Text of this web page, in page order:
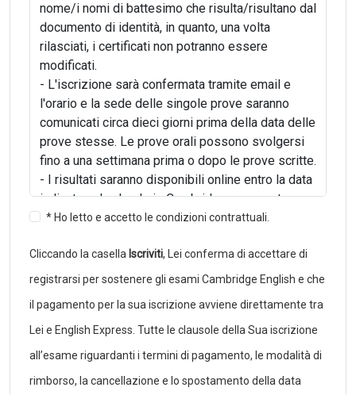
nome/i nomi di battesimo che risulta/risultano dal
documento di identità, in quanto, una volta
rilasciati, i certificati non potranno essere
modificati.
- L'iscrizione sarà confermata tramite email e
l'orario e la sede delle singole prove saranno
comunicati circa dieci giorni prima della data delle
prove stesse. Le prove orali possono svolgersi
fino a una settimana prima o dopo le prove scritte.
- I risultati saranno disponibili online entro la data
indicata nel calendario Cambridge e non potranno
essere comunicati telefonicamente. I candidati
preparazione non potranno richiedere al
Cambridge English Examination Centre i risultati
scuola o centro di riferimento.
- I certificati verranno rilasciati circa un mese
dopo i risultati e devono essere ritirati dal
- I candidati che non si presenteranno nel luogo e
* Ho letto e accetto le condizioni contrattuali.
Cliccando la casella Iscriviti, Lei conferma di accettare di
registrarsi per sostenere gli esami Cambridge English e che
il pagamento per la sua iscrizione avviene direttamente tra
Lei e English Express. Tutte le clausole della Sua iscrizione
all’esame riguardanti i termini di pagamento, le modalità di
rimborso, la cancellazione e lo spostamento della data